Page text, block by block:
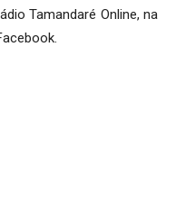
Tamandaré Online, na